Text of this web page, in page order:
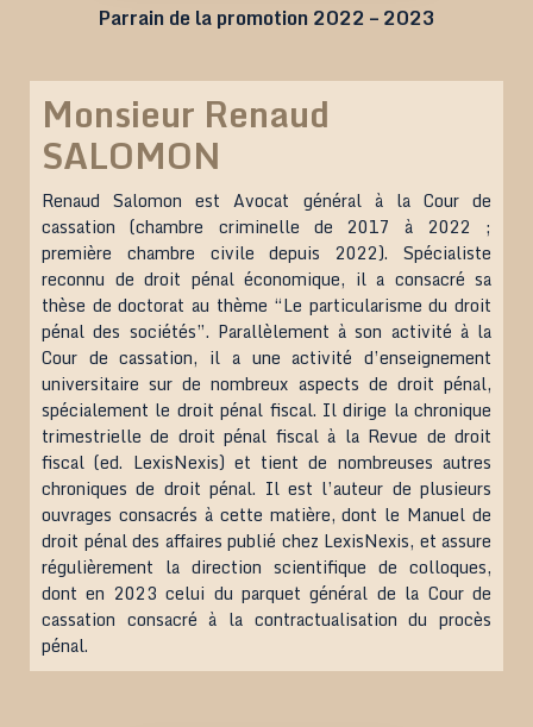
Parrain de la promotion 2022 – 2023
Monsieur Renaud
SALOMON
Renaud Salomon est Avocat général à la Cour de
cassation (chambre criminelle de 2017 à 2022 ;
première chambre civile depuis 2022). Spécialiste
reconnu de droit pénal économique, il a consacré sa
thèse de doctorat au thème “Le particularisme du droit
pénal des sociétés”. Parallèlement à son activité à la
Cour de cassation, il a une activité d’enseignement
universitaire sur de nombreux aspects de droit pénal,
spécialement le droit pénal fiscal. Il dirige la chronique
trimestrielle de droit pénal fiscal à la Revue de droit
fiscal (ed. LexisNexis) et tient de nombreuses autres
chroniques de droit pénal. Il est l’auteur de plusieurs
ouvrages consacrés à cette matière, dont le Manuel de
droit pénal des affaires publié chez LexisNexis, et assure
régulièrement la direction scientifique de colloques,
dont en 2023 celui du parquet général de la Cour de
cassation consacré à la contractualisation du procès
pénal.